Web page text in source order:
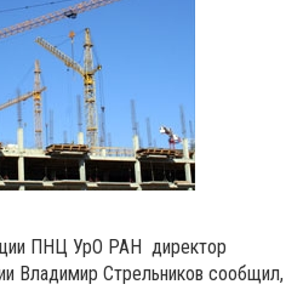
ПНЦ УрО РАН директор
Владимир Стрельников сообщил,